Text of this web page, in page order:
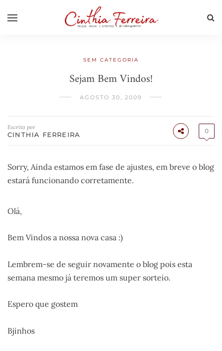
SEM CATEGORIA
Sejam Bem Vindos!
AGOSTO 30, 2009
Escrito por
CINTHIA FERREIRA 0
Sorry, Ainda estamos em fase de ajustes, em breve o blog
estará funcionando corretamente.
Olá,
Bem Vindos a nossa nova casa :)
Lembrem-se de seguir novamente o blog pois esta
semana mesmo já teremos um super sorteio.
Espero que gostem
Bjinhos